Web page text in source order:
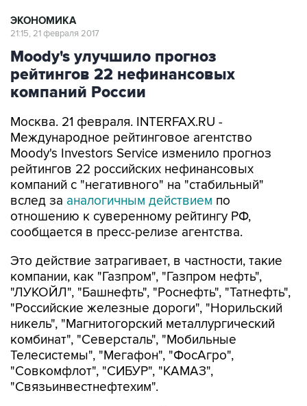
ЭКОНОМИКА
21:15, 21 февраля 2017
Moody's улучшило прогноз
рейтингов 22 нефинансовых
компаний России
Москва. 21 февраля. INTERFAX.RU -
Международное рейтинговое агентство
Moody's Investors Service изменило прогноз
рейтингов 22 российских нефинансовых
компаний с "негативного" на "стабильный"
вслед за аналогичным действием по
отношению к суверенному рейтингу РФ,
сообщается в пресс-релизе агентства.
Это действие затрагивает, в частности, такие
компании, как "Газпром", "Газпром нефть",
"ЛУКОЙЛ", "Башнефть", "Роснефть", "Татнефть",
"Российские железные дороги", "Норильский
никель", "Магнитогорский металлургический
комбинат", "Северсталь", "Мобильные
Телесистемы", "Мегафон", "ФосАгро",
"Совкомфлот", "СИБУР", "КАМАЗ",
"Связьинвестнефтехим".